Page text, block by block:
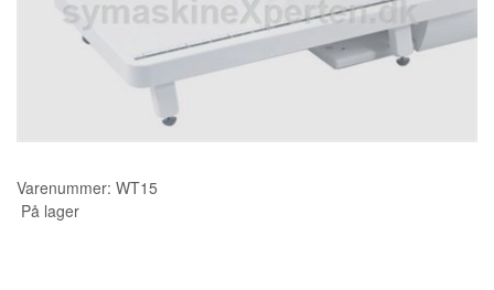
MASKIN TILBEHØR
KURSER
SCANNCUT
Varenummer: WT15
På lager